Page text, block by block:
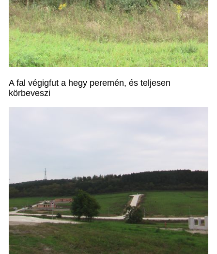
A fal végigfut a hegy peremén, és teljesen
körbeveszi